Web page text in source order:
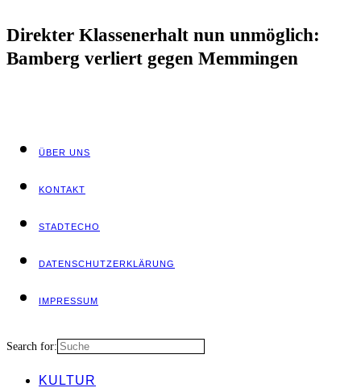
Direk­ter Klas­sen­er­halt nun unmög­lich:
Bam­berg ver­liert gegen Memmingen
ÜBER UNS
KON­TAKT
STADT­ECHO
DATEN­SCHUTZ­ER­KLÄ­RUNG
IMPRES­SUM
Search for:
KUL­TUR